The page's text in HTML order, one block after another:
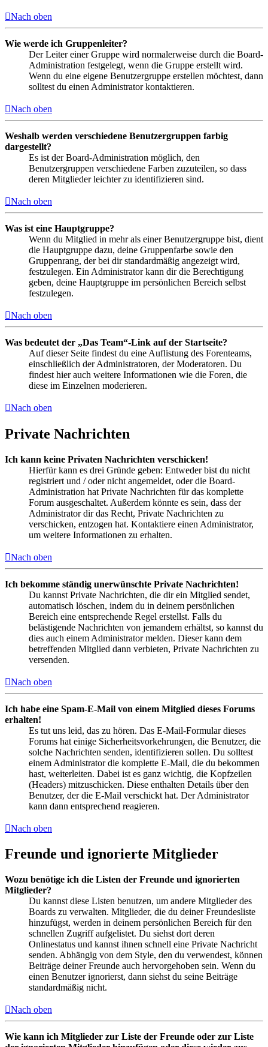
Nach oben
Wie werde ich Gruppenleiter?
Der Leiter einer Gruppe wird normalerweise durch die Board-
Administration festgelegt, wenn die Gruppe erstellt wird.
Wenn du eine eigene Benutzergruppe erstellen möchtest, dann
solltest du einen Administrator kontaktieren.
Nach oben
Weshalb werden verschiedene Benutzergruppen farbig
dargestellt?
Es ist der Board-Administration möglich, den
Benutzergruppen verschiedene Farben zuzuteilen, so dass
deren Mitglieder leichter zu identifizieren sind.
Nach oben
Was ist eine Hauptgruppe?
Wenn du Mitglied in mehr als einer Benutzergruppe bist, dient
die Hauptgruppe dazu, deine Gruppenfarbe sowie den
Gruppenrang, der bei dir standardmäßig angezeigt wird,
festzulegen. Ein Administrator kann dir die Berechtigung
geben, deine Hauptgruppe im persönlichen Bereich selbst
festzulegen.
Nach oben
Was bedeutet der „Das Team“-Link auf der Startseite?
Auf dieser Seite findest du eine Auflistung des Forenteams,
einschließlich der Administratoren, der Moderatoren. Du
findest hier auch weitere Informationen wie die Foren, die
diese im Einzelnen moderieren.
Nach oben
Private Nachrichten
Ich kann keine Privaten Nachrichten verschicken!
Hierfür kann es drei Gründe geben: Entweder bist du nicht
registriert und / oder nicht angemeldet, oder die Board-
Administration hat Private Nachrichten für das komplette
Forum ausgeschaltet. Außerdem könnte es sein, dass der
Administrator dir das Recht, Private Nachrichten zu
verschicken, entzogen hat. Kontaktiere einen Administrator,
um weitere Informationen zu erhalten.
Nach oben
Ich bekomme ständig unerwünschte Private Nachrichten!
Du kannst Private Nachrichten, die dir ein Mitglied sendet,
automatisch löschen, indem du in deinem persönlichen
Bereich eine entsprechende Regel erstellst. Falls du
belästigende Nachrichten von jemandem erhältst, so kannst du
dies auch einem Administrator melden. Dieser kann dem
betreffenden Mitglied dann verbieten, Private Nachrichten zu
versenden.
Nach oben
Ich habe eine Spam-E-Mail von einem Mitglied dieses Forums
erhalten!
Es tut uns leid, das zu hören. Das E-Mail-Formular dieses
Forums hat einige Sicherheitsvorkehrungen, die Benutzer, die
solche Nachrichten senden, identifizieren sollen. Du solltest
einem Administrator die komplette E-Mail, die du bekommen
hast, weiterleiten. Dabei ist es ganz wichtig, die Kopfzeilen
(Headers) mitzuschicken. Diese enthalten Details über den
Benutzer, der die E-Mail verschickt hat. Der Administrator
kann dann entsprechend reagieren.
Nach oben
Freunde und ignorierte Mitglieder
Wozu benötige ich die Listen der Freunde und ignorierten
Mitglieder?
Du kannst diese Listen benutzen, um andere Mitglieder des
Boards zu verwalten. Mitglieder, die du deiner Freundesliste
hinzufügst, werden in deinem persönlichen Bereich für den
schnellen Zugriff aufgelistet. Du siehst dort deren
Onlinestatus und kannst ihnen schnell eine Private Nachricht
senden. Abhängig von dem Style, den du verwendest, können
Beiträge deiner Freunde auch hervorgehoben sein. Wenn du
einen Benutzer ignorierst, dann siehst du seine Beiträge
standardmäßig nicht.
Nach oben
Wie kann ich Mitglieder zur Liste der Freunde oder zur Liste